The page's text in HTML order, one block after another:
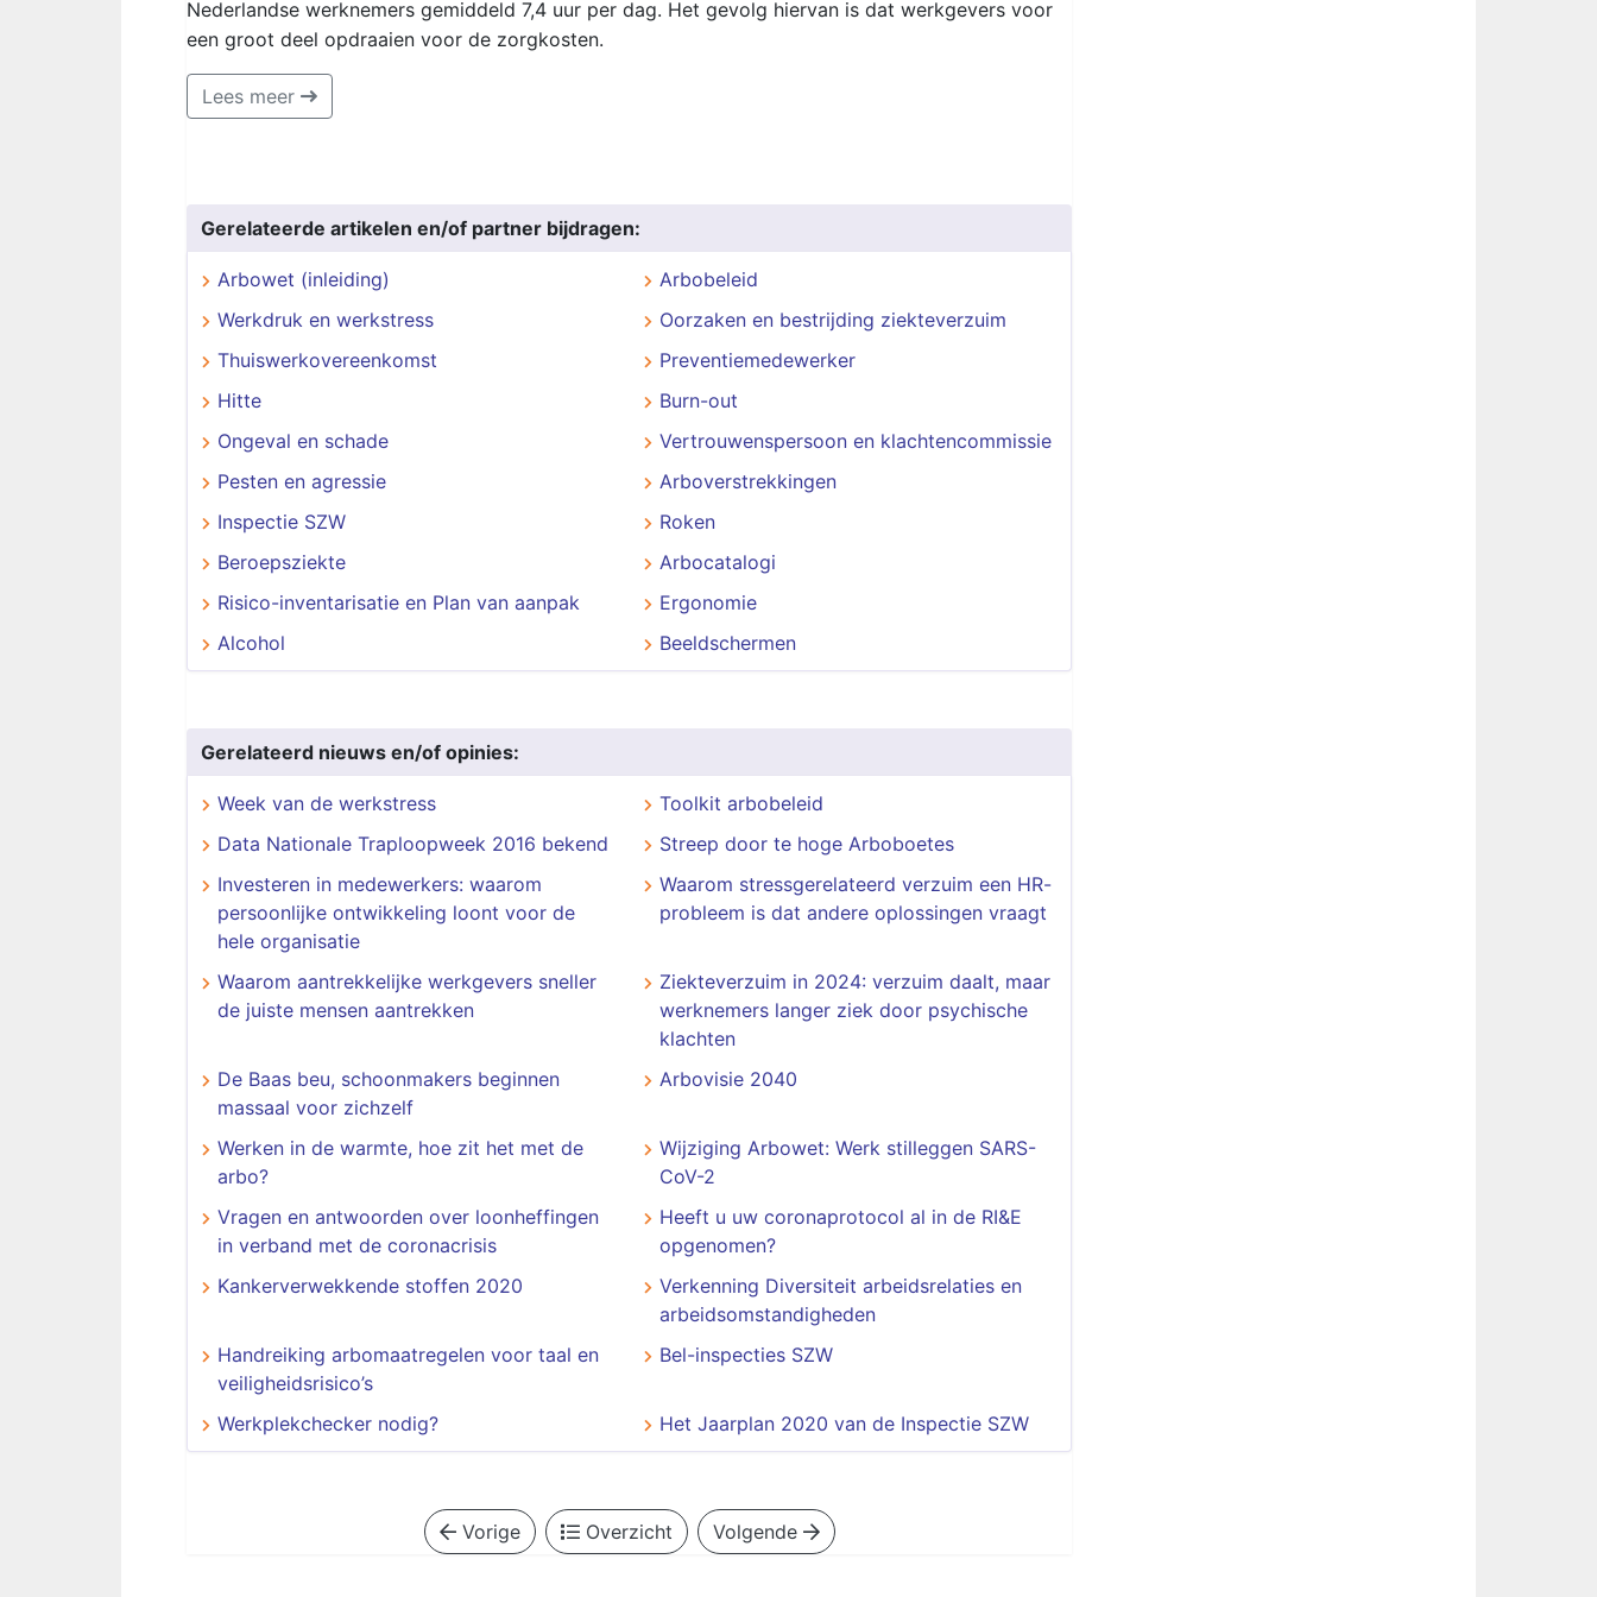
Nederlandse werknemers gemiddeld 7,4 uur per dag. Het gevolg hiervan is dat werkgevers voor
een groot deel opdraaien voor de zorgkosten.
Lees meer
Gerelateerde artikelen en/of partner bijdragen:
Arbowet (inleiding)
Arbobeleid
Werkdruk en werkstress
Oorzaken en bestrijding ziekteverzuim
Thuiswerkovereenkomst
Preventiemedewerker
Hitte
Burn-out
Ongeval en schade
Vertrouwenspersoon en klachtencommissie
Pesten en agressie
Arboverstrekkingen
Inspectie SZW
Roken
Beroepsziekte
Arbocatalogi
Risico-inventarisatie en Plan van aanpak
Ergonomie
Alcohol
Beeldschermen
Gerelateerd nieuws en/of opinies:
Week van de werkstress
Toolkit arbobeleid
Data Nationale Traploopweek 2016 bekend
Streep door te hoge Arboboetes
Investeren in medewerkers: waarom
persoonlijke ontwikkeling loont voor de
hele organisatie
Waarom stressgerelateerd verzuim een HR-
probleem is dat andere oplossingen vraagt
Waarom aantrekkelijke werkgevers sneller
de juiste mensen aantrekken
Ziekteverzuim in 2024: verzuim daalt, maar
werknemers langer ziek door psychische
klachten
De Baas beu, schoonmakers beginnen
massaal voor zichzelf
Arbovisie 2040
Werken in de warmte, hoe zit het met de
arbo?
Wijziging Arbowet: Werk stilleggen SARS-
CoV-2
Vragen en antwoorden over loonheffingen
in verband met de coronacrisis
Heeft u uw coronaprotocol al in de RI&E
opgenomen?
Kankerverwekkende stoffen 2020
Verkenning Diversiteit arbeidsrelaties en
arbeidsomstandigheden
Handreiking arbomaatregelen voor taal en
veiligheidsrisico’s
Bel-inspecties SZW
Werkplekchecker nodig? Het Jaarplan 2020 van de Inspectie SZW
Vorige Overzicht Volgende